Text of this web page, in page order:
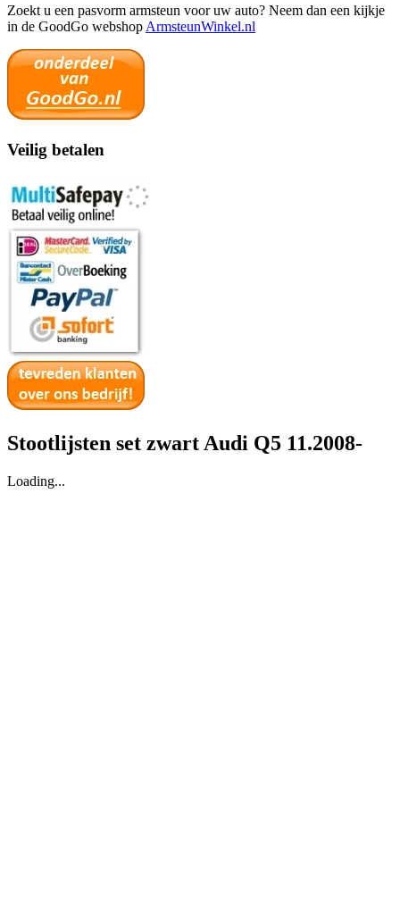
Zoekt u een pasvorm armsteun voor uw auto? Neem dan een kijkje
in de GoodGo webshop ArmsteunWinkel.nl
Veilig betalen
Stootlijsten set zwart Audi Q5 11.2008-
Loading...